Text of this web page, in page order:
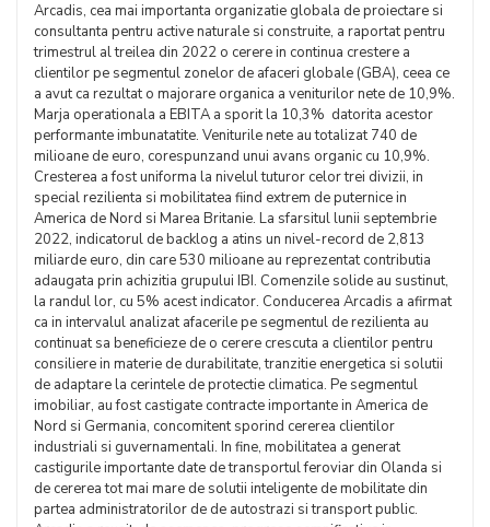
Arcadis, cea mai importanta organizatie globala de proiectare si
consultanta pentru active naturale si construite, a raportat pentru
trimestrul al treilea din 2022 o cerere in continua crestere a
clientilor pe segmentul zonelor de afaceri globale (GBA), ceea ce
a avut ca rezultat o majorare organica a veniturilor nete de 10,9%.
Marja operationala a EBITA a sporit la 10,3% datorita acestor
performante imbunatatite. Veniturile nete au totalizat 740 de
milioane de euro, corespunzand unui avans organic cu 10,9%.
Cresterea a fost uniforma la nivelul tuturor celor trei divizii, in
special rezilienta si mobilitatea fiind extrem de puternice in
America de Nord si Marea Britanie. La sfarsitul lunii septembrie
2022, indicatorul de backlog a atins un nivel-record de 2,813
miliarde euro, din care 530 milioane au reprezentat contributia
adaugata prin achizitia grupului IBI. Comenzile solide au sustinut,
la randul lor, cu 5% acest indicator. Conducerea Arcadis a afirmat
ca in intervalul analizat afacerile pe segmentul de rezilienta au
continuat sa beneficieze de o cerere crescuta a clientilor pentru
consiliere in materie de durabilitate, tranzitie energetica si solutii
de adaptare la cerintele de protectie climatica. Pe segmentul
imobiliar, au fost castigate contracte importante in America de
Nord si Germania, concomitent sporind cererea clientilor
industriali si guvernamentali. In fine, mobilitatea a generat
castigurile importante date de transportul feroviar din Olanda si
de cererea tot mai mare de solutii inteligente de mobilitate din
partea administratorilor de de autostrazi si transport public.